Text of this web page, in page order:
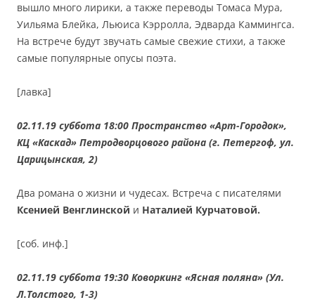
вышло много лирики, а также переводы Томаса Мура,
Уильяма Блейка, Льюиса Кэрролла, Эдварда Каммингса.
На встрече будут звучать самые свежие стихи, а также
самые популярные опусы поэта.
[лавка]
02.11.19 суббота 18:00 Пространство «Арт-Городок»,
КЦ «Каскад» Петродворцового района (г. Петергоф, ул.
Царицынская, 2)
Два романа о жизни и чудесах. Встреча с писателями
Ксенией Венглинской и Наталией Курчатовой.
[соб. инф.]
02.11.19 суббота 19:30 Коворкинг «Ясная поляна» (Ул.
Л.Толстого, 1-3)